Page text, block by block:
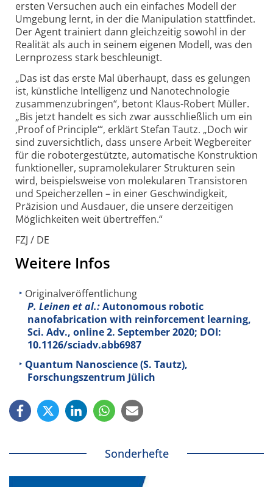
ersten Versuchen auch ein einfaches Modell der
Umgebung lernt, in der die Manipulation stattfindet.
Der Agent trainiert dann gleichzeitig sowohl in der
Realität als auch in seinem eigenen Modell, was den
Lernprozess stark beschleunigt.
„Das ist das erste Mal überhaupt, dass es gelungen
ist, künstliche Intelligenz und Nanotechnologie
zusammenzubringen“, betont Klaus-Robert Müller.
„Bis jetzt handelt es sich zwar ausschließlich um ein
‚Proof of Principle‘“, erklärt Stefan Tautz. „Doch wir
sind zuversichtlich, dass unsere Arbeit Wegbereiter
für die roboter­gestützte, automatische Konstruktion
funktioneller, supra­molekularer Strukturen sein
wird, beispielsweise von molekularen Transistoren
und Speicherzellen – in einer Geschwindigkeit,
Präzision und Ausdauer, die unsere derzeitigen
Möglichkeiten weit übertreffen.“
FZJ / DE
Weitere Infos
Originalveröffentlichung
P. Leinen et al.:Autonomous robotic
nanofabrication with reinforcement learning,
Sci. Adv., online 2. September 2020; DOI:
10.1126/sciadv.abb6987
Quantum Nanoscience (S. Tautz),
Forschungszentrum Jülich
Sonderhefte